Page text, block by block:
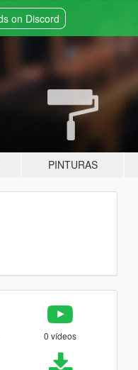
on Discord
PINTURAS
0 vídeos